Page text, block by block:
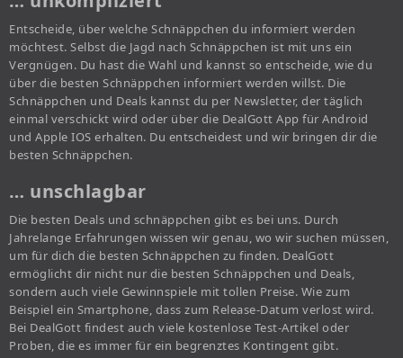
Entscheide, über welche Schnäppchen du informiert werden
möchtest. Selbst die Jagd nach Schnäppchen ist mit uns ein
Vergnügen. Du hast die Wahl und kannst so entscheide, wie du
über die besten Schnäppchen informiert werden willst. Die
Schnäppchen und Deals kannst du per Newsletter, der täglich
einmal verschickt wird oder über die DealGott App für Android
und Apple IOS erhalten. Du entscheidest und wir bringen dir die
besten Schnäppchen.
… unschlagbar
Die besten Deals und schnäppchen gibt es bei uns. Durch
Jahrelange Erfahrungen wissen wir genau, wo wir suchen müssen,
um für dich die besten Schnäppchen zu finden. DealGott
ermöglicht dir nicht nur die besten Schnäppchen und Deals,
sondern auch viele Gewinnspiele mit tollen Preise. Wie zum
Beispiel ein Smartphone, dass zum Release-Datum verlost wird.
Bei DealGott findest auch viele kostenlose Test-Artikel oder
Proben, die es immer für ein begrenztes Kontingent gibt.